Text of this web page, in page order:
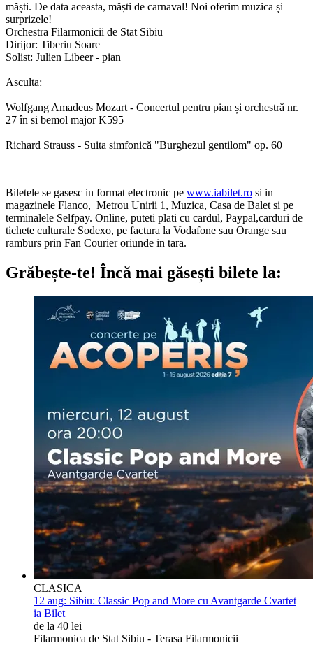
măști. De data aceasta, măști de carnaval! Noi oferim muzica și
surprizele!
Orchestra Filarmonicii de Stat Sibiu
Dirijor: Tiberiu Soare
Solist: Julien Libeer - pian
Asculta:
Wolfgang Amadeus Mozart - Concertul pentru pian și orchestră nr.
27 în si bemol major K595
Richard Strauss - Suita simfonică "Burghezul gentilom" op. 60
Biletele se gasesc in format electronic pe www.iabilet.ro si in
magazinele Flanco, Metrou Unirii 1, Muzica, Casa de Balet si pe
terminalele Selfpay. Online, puteti plati cu cardul, Paypal,carduri de
tichete culturale Sodexo, pe factura la Vodafone sau Orange sau
ramburs prin Fan Courier oriunde in tara.
Grăbește-te! Încă mai găsești bilete la:
CLASICA
12 aug: Sibiu: Classic Pop and More cu Avantgarde Cvartet
ia Bilet
de la 40 lei
Filarmonica de Stat Sibiu - Terasa Filarmonicii